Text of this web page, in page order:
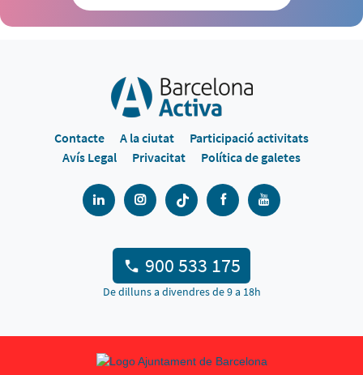
Contacte A la ciutat
Participació activitats
Avís Legal
Privacitat Política de galetes
900 533 175
De dilluns a divendres de 9 a 18h